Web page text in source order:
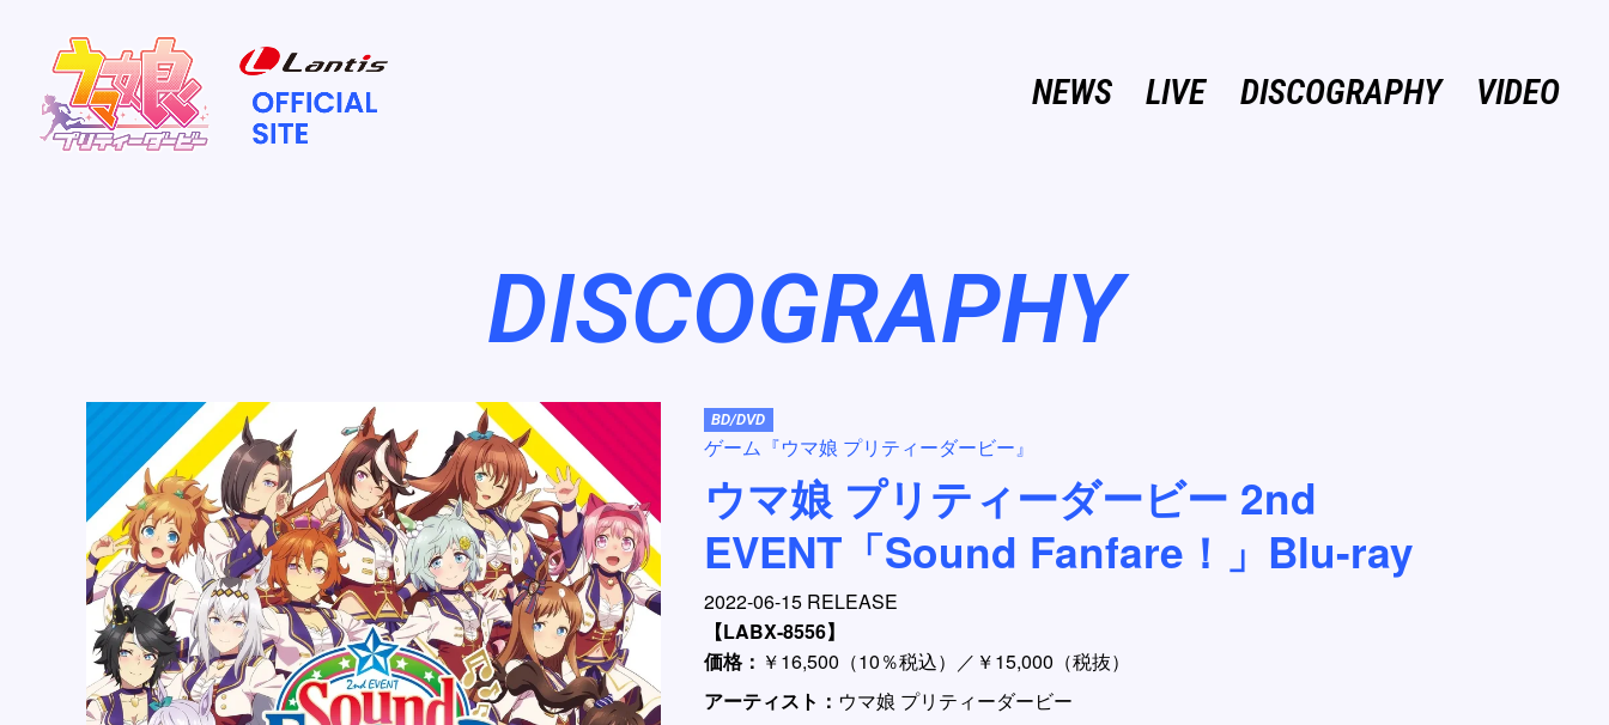
NEWS LIVE DISCOGRAPHY VIDEO
DISCOGRAPHY
BD/DVD
ゲーム『ウマ娘 プリティーダービー』
ウマ娘 プリティーダービー 2nd
EVENT「Sound Fanfare！」Blu-ray
2022-06-15 RELEASE
【LABX-8556】
価格： ￥16,500（10％税込）／￥15,000（税抜）
アーティスト： ウマ娘 プリティーダービー